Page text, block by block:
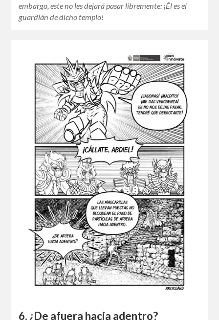
embargo, este no les dejará pasar libremente: ¡Él es el
guardián de dicho templo!
6. ¿De afuera hacia adentro?